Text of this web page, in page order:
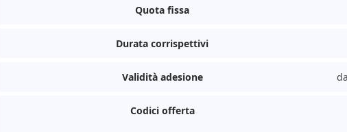
Quota fissa
Durata corrispettivi
Validità adesione
Codici offerta